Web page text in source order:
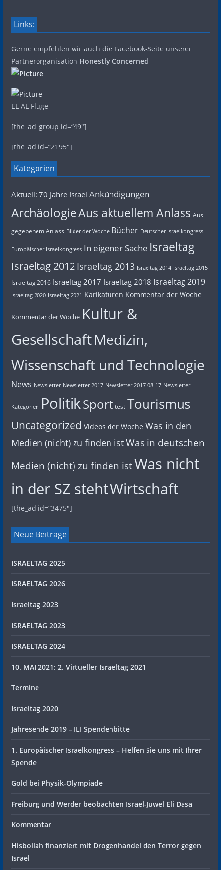
Links:
Gerne empfehlen wir auch die Facebook-Seite unserer
Partnerorganisation Honestly Concerned
EL AL Flüge
[the_ad_group id=“49″]
[the_ad id=“2195″]
Kategorien
Aktuell: 70 Jahre Israel Ankündigungen
ArchäologieAus aktuellem Anlass Aus
gegebenem Anlass Bilder der Woche Bücher Deutscher Israelkongress
Europäischer Israelkongress In eigener Sache Israeltag
Israeltag 2012 Israeltag 2013 Israeltag 2014 Israeltag 2015
Israeltag 2016 Israeltag 2017 Israeltag 2018 Israeltag 2019
Israeltag 2020 Israeltag 2021 Karikaturen Kommentar der Woche
Kommentar der Woche Kultur &
GesellschaftMedizin,
Wissenschaft und Technologie
News Newsletter Newsletter 2017 Newsletter 2017-08-17 Newsletter
Kategorien PolitikSport test Tourismus
Uncategorized Videos der Woche Was in den
Medien (nicht) zu finden istWas in deutschen
Medien (nicht) zu finden istWas nicht
in der SZ stehtWirtschaft
[the_ad id=“3475″]
Neue Beiträge
ISRAELTAG 2025
ISRAELTAG 2026
Israeltag 2023
ISRAELTAG 2023
ISRAELTAG 2024
10. MAI 2021: 2. Virtueller Israeltag 2021
Termine
Israeltag 2020
Jahresende 2019 – ILI Spendenbitte
1. Europäischer Israelkongress – Helfen Sie uns mit Ihrer
Spende
Gold bei Physik-Olympiade
Freiburg und Werder beobachten Israel-Juwel Eli Dasa
Kommentar
Hisbollah finanziert mit Drogenhandel den Terror gegen
Israel